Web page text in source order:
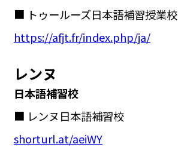
■ トゥールーズ日本語補習授業校
https://afjt.fr/index.php/ja/
レンヌ
日本語補習校
■ レンヌ日本語補習校
shorturl.at/aeiWY